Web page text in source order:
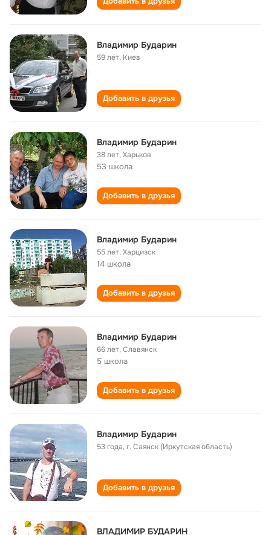
Владимир Бударин
59 лет, Киев
Добавить в друзья
Владимир Бударин
38 лет,Харьков
53 школа
Добавить в друзья
Владимир Бударин
55 лет,Харцизск
14 школа
Добавить в друзья
Владимир Бударин
66 лет,Славянск
5 школа
Добавить в друзья
Владимир Бударин
53 года,г. Саянск (Иркутская область)
Добавить в друзья
ВЛАДИМИР БУДАРИН